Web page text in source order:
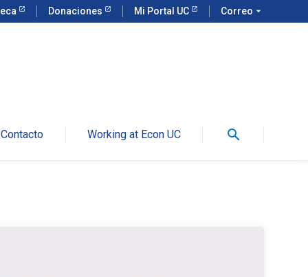
Donaciones Mi Portal UC Correo arrow_drop_down
Contacto Working at Econ UC search